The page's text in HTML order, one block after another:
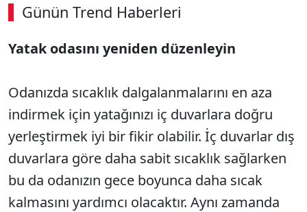
Günün Trend Haberleri
Yatak odasını yeniden düzenleyin
Odanızda sıcaklık dalgalanmalarını en aza
indirmek için yatağınızı iç duvarlara doğru
yerleştirmek iyi bir fikir olabilir. İç duvarlar dış
duvarlara göre daha sabit sıcaklık sağlarken
bu da odanızın gece boyunca daha sıcak
kalmasını yardımcı olacaktır. Aynı zamanda